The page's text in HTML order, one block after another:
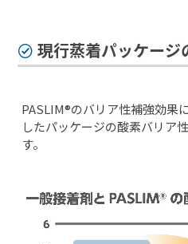
現⾏蒸着パッケージ
PASLIM®のバリア性補強効果
したパッケージの酸素バリア
す。